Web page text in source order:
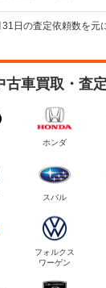
日の査定依頼数を元
古車買取・査
ホンダ
スバル
フォルクス
ワーゲン